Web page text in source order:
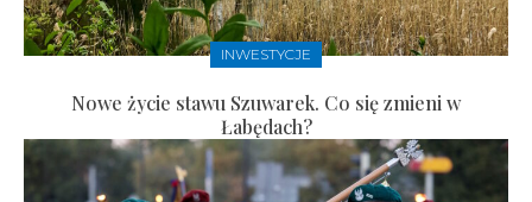
INWESTYCJE
Nowe życie stawu Szuwarek. Co się zmieni w
Łabędach?